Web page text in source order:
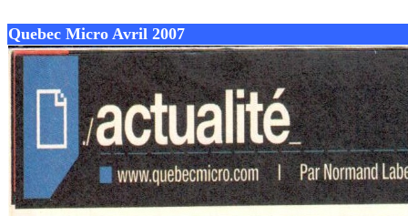
Quebec Micro Avril 2007